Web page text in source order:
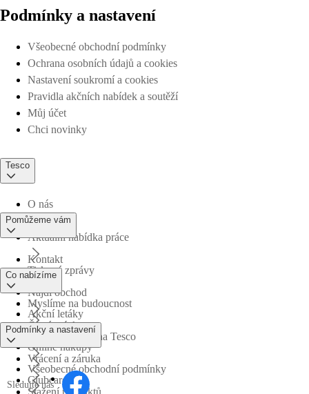
Podmínky a nastavení
Všeobecné obchodní podmínky
Ochrana osobních údajů a cookies
Nastavení soukromí a cookies
Pravidla akčních nabídek a soutěží
Můj účet
Chci novinky
Tesco
O nás
Aktuální nabídka práce
Tiskové zprávy
Myslíme na budoucnost
Obchodní skupina Tesco
Pomůžeme vám
Kontakt
Najdi obchod
Časté otázky
Vrácení a záruka
Stažení produktů
Co nabízíme
Akční letáky
Online nákupy
Clubcard
Podmínky a nastavení
Všeobecné obchodní podmínky
Sledujte nás